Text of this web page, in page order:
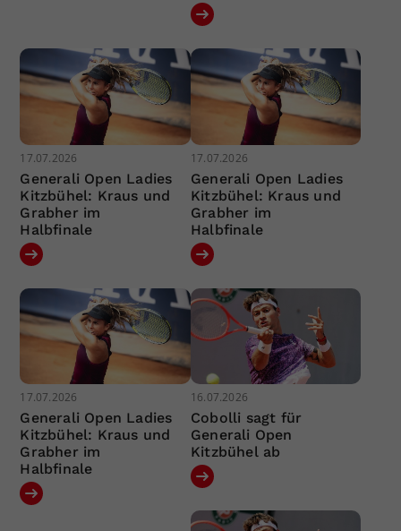
17.07.2026
Generali Open Ladies
Kitzbühel: Kraus und
Grabher im
Halbfinale
17.07.2026
Generali Open Ladies
Kitzbühel: Kraus und
Grabher im
Halbfinale
17.07.2026
Generali Open Ladies
Kitzbühel: Kraus und
Grabher im
Halbfinale
16.07.2026
Cobolli sagt für
Generali Open
Kitzbühel ab